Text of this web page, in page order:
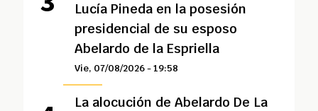
Lucía Pineda en la posesión
presidencial de su esposo
Abelardo de la Espriella
Vie, 07/08/2026 - 19:58
La alocución de Abelardo De La